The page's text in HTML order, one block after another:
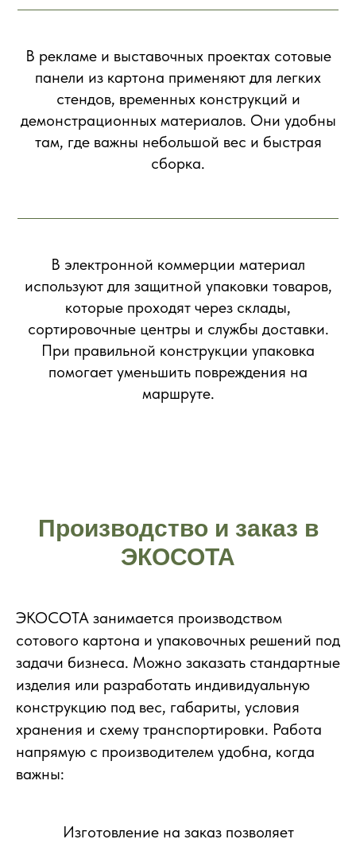
В рекламе и выставочных проектах сотовые
панели из картона применяют для легких
стендов, временных конструкций и
демонстрационных материалов. Они удобны
там, где важны небольшой вес и быстрая
сборка.
В электронной коммерции материал
используют для защитной упаковки товаров,
которые проходят через склады,
сортировочные центры и службы доставки.
При правильной конструкции упаковка
помогает уменьшить повреждения на
маршруте.
Производство и заказ в
ЭКОСОТА
ЭКОСОТА занимается производством
сотового картона и упаковочных решений под
задачи бизнеса. Можно заказать стандартные
изделия или разработать индивидуальную
конструкцию под вес, габариты, условия
хранения и схему транспортировки. Работа
напрямую с производителем удобна, когда
важны:
Изготовление на заказ позволяет